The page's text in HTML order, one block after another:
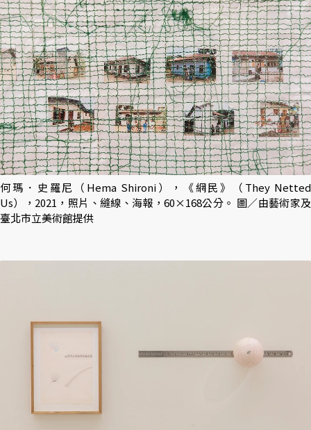
何瑪．史羅尼（Hema Shironi），《網民》（They Netted
Us），2021，照片、縫線、海報，60×168公分。 圖／由藝術家及
臺北市立美術館提供